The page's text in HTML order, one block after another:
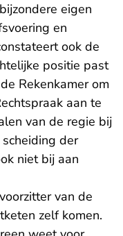
eigen
en
ook de
positie past
Rekenkamer om
aan te
van de regie bij
der
niet bij aan
van de
zelf komen.